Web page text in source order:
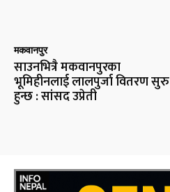
मकवानपुर
साउनभित्रै मकवानपुरका
भूमिहीनलाई लालपुर्जा वितरण सुरु
हुन्छ : सांसद उप्रेती